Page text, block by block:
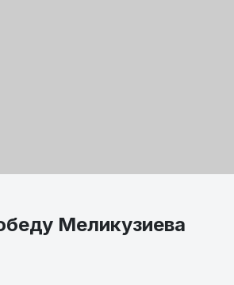
Меликузиева